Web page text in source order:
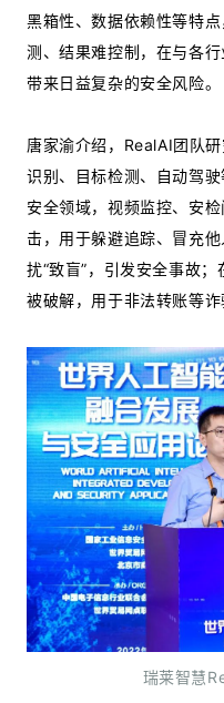
黑箱性、数据依赖性等特
测、结果难控制，在与各
带来日益复杂的安全风险。
唐家渝介绍，RealAI团队
识别、目标检测、自动驾
安全领域，视频监控、安
击，用于躲避追踪、冒充
扰“致盲”，引发安全事故
被破解，用于非法转账等诈
瑞莱智慧